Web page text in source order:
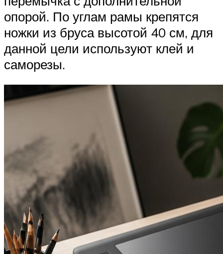
опорой. По углам рамы крепятся
ножки из бруса высотой 40 см, для
данной цели используют клей и
саморезы.